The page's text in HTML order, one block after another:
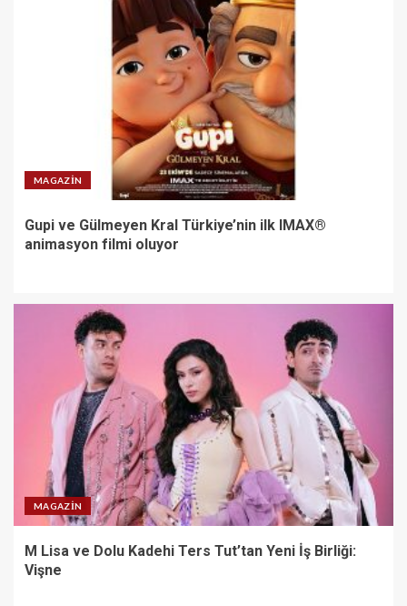
MAGAZIN
Gupi ve Gülmeyen Kral Türkiye’nin ilk IMAX®
animasyon filmi oluyor
MAGAZIN
M Lisa ve Dolu Kadehi Ters Tut’tan Yeni İş Birliği:
Vişne